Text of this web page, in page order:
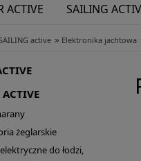
ACTIVE SAILING
active » Elektronika jachtowa
żeglarskie
do łodzi,